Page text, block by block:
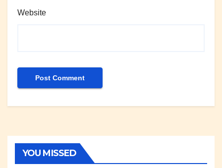
Website
YOU MISSED